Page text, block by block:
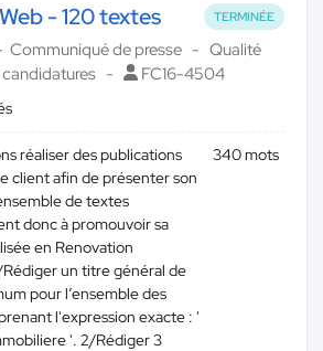
TERMINÉE
- 120 textes
Communiqué de presse
Qualité
FC16-4504
réaliser des publications
client afin de présenter son
de textes
donc à promouvoir sa
en Renovation
un titre général de
pour l’ensemble des
l'expression exacte : '
'. 2/Rédiger 3
340 mots